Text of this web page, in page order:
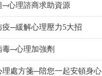
─心理諮商求助資源
疫─緩解心理壓力5大招
毒─心理加強劑
理處方箋─陪您一起安頓身心